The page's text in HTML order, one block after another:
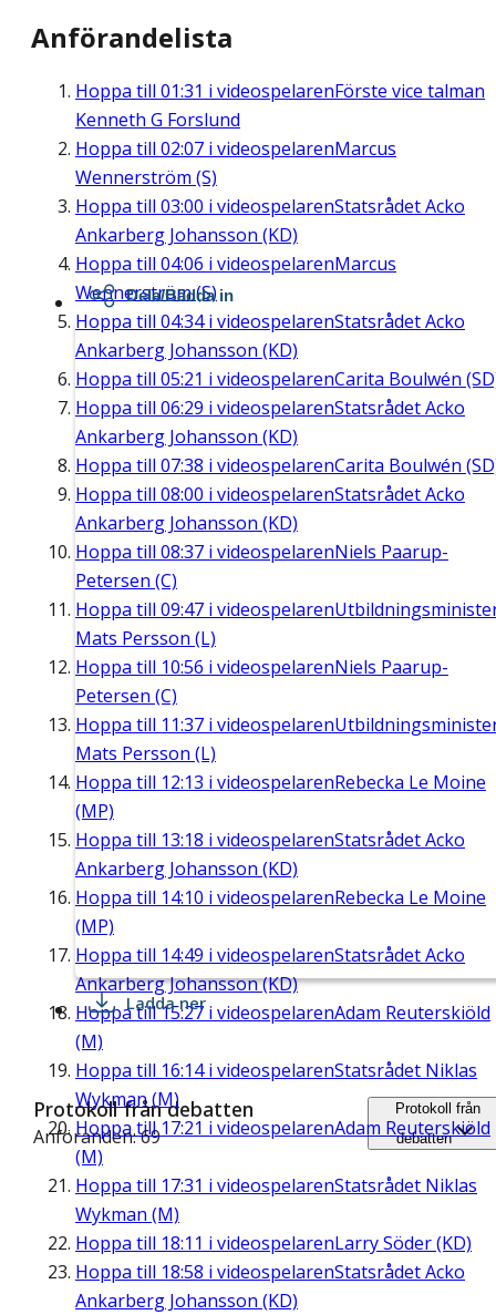
Anförandelista
Hoppa till 01:31 i videospelarenFörste vice talman
Kenneth G Forslund
Hoppa till 02:07 i videospelarenMarcus
Wennerström (S)
Hoppa till 03:00 i videospelarenStatsrådet Acko
Ankarberg Johansson (KD)
Hoppa till 04:06 i videospelarenMarcus
Wennerström (S)
Hoppa till 04:34i videospelarenStatsrådet Acko
Ankarberg Johansson (KD)
Hoppa till 05:21 i videospelarenCarita Boulwén
Hoppa till 06:29 i videospelarenStatsrådet Acko
Ankarberg Johansson (KD)
Hoppa till 07:38 i videospelarenCarita Boulwén
Hoppa till 08:00 i videospelarenStatsrådet Acko
Ankarberg Johansson (KD)
Hoppa till 08:37 i videospelarenNiels Paarup-
Petersen (C)
Hoppa till 09:47 i videospelaren
Mats Persson (L)
Hoppa till 10:56 i videospelarenNiels Paarup-
Petersen (C)
Hoppa till 11:37 i videospelaren
Mats Persson (L)
Hoppa till 12:13 i videospelarenRebecka Le Moine
(MP)
Hoppa till 13:18 i videospelarenStatsrådet Acko
Ankarberg Johansson (KD)
Hoppa till 14:10 i videospelarenRebecka Le Moine
(MP)
Hoppa till 14:49 i videospelarenStatsrådet Acko
Ankarberg Johansson (KD)
Hoppa till15:27 i videospelarenAdam Reuterskiöld
(M)
Hoppa till 16:14i videospelarenStatsrådet Niklas
Wykman (M)
Hoppa till17:21 i videospelarenAdam Reuterskiöld
(M)
Hoppa till 17:31 i videospelarenStatsrådet Niklas
Wykman (M)
Hoppa till 18:11 i videospelarenLarry Söder (KD)
Hoppa till 18:58 i videospelarenStatsrådet Acko
Ankarberg Johansson (KD)
Dela/Bädda in
Ladda ner
Protokoll från debatten
Anföranden: 69
Protokoll från
debatten